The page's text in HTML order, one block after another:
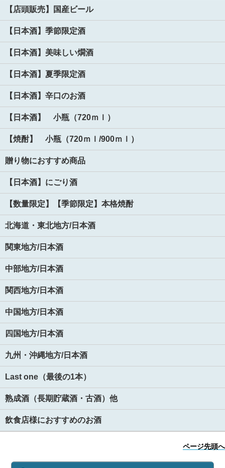
【店頭販売】国産ビール
【日本酒】季節限定酒
【日本酒】美味しい燗酒
【日本酒】夏季限定酒
【日本酒】辛口のお酒
【日本酒】 小瓶（720ｍｌ）
【焼酎】 小瓶（720ｍｌ/900ｍｌ）
贈り物におすすめ商品
【日本酒】にごり酒
【数量限定】【季節限定】本格焼酎
北海道・東北地方/日本酒
関東地方/日本酒
中部地方/日本酒
関西地方/日本酒
中国地方/日本酒
四国地方/日本酒
九州・沖縄地方/日本酒
Last one（最後の1本）
熟成酒（長期貯蔵酒・古酒）他
飲食店様におすすめのお酒
ページ先頭へ